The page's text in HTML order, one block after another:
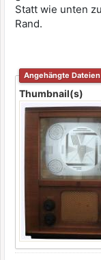
Statt wie unten
Rand.
Angehängte Dateien
Thumbnail(s)